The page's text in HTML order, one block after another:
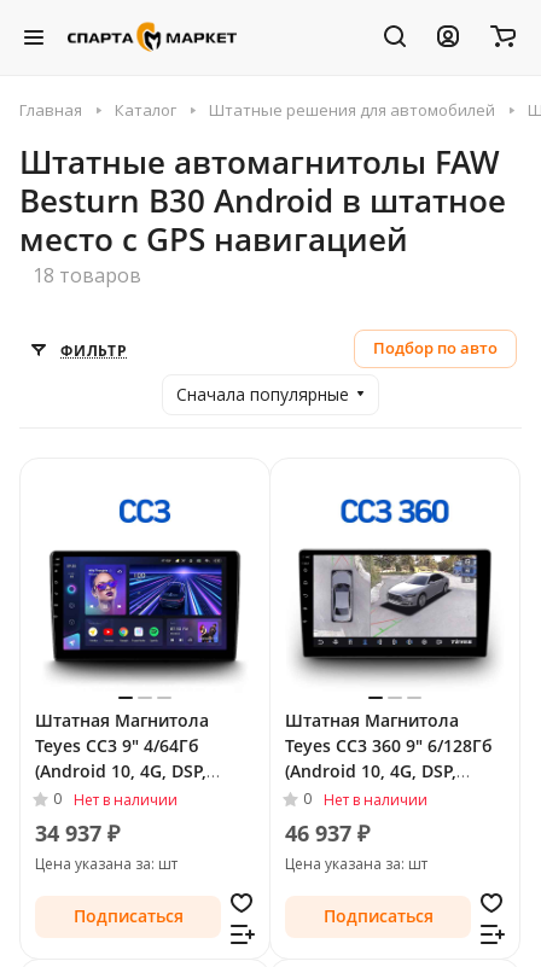
Главная Каталог Штатные решения для автомобилей
Штатные автомагнитолы FAW
Besturn B30 Android в штатное
место с GPS навигацией
18 товаров
ФИЛЬТР Подбор по авто
Сначала популярные
Штатная Магнитола
Teyes CC3 9" 4/64Гб
(Android 10, 4G, DSP,
QLed) для FAW Besturn
B30 I 2015 - 2020
0 Нет в наличии
34 937 ₽
Цена указана за: шт
Подписаться
Штатная Магнитола
Teyes CC3 360 9" 6/128Гб
(Android 10, 4G, DSP,
QLed) - круговой обзор
для FAW Besturn B30 I
2015 - 2020
0 Нет в наличии
46 937 ₽
Цена указана за: шт
Подписаться